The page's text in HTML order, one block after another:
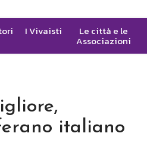
I Vivaisti Le città e le
Associazioni
italiano